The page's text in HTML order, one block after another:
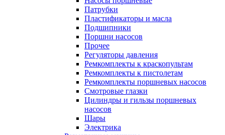
Патрубки
Пластификаторы и масла
Подшипники
Поршни насосов
Прочее
Регуляторы давления
Ремкомплекты к краскопультам
Ремкомплекты к пистолетам
Ремкомплекты поршневых насосов
Смотровые глазки
Цилиндры и гильзы поршневых
насосов
Шары
Электрика